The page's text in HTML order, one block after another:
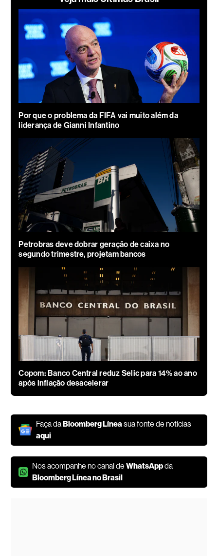
Por que o problema da FIFA vai muito além da
liderança de Gianni Infantino
Petrobras deve dobrar geração de caixa no
segundo trimestre, projetam bancos
Copom: Banco Central reduz Selic para 14% ao ano
após inflação desacelerar
Faça daBloomberg Línea sua fonte de notícias
aqui
Nos acompanhe no canal deWhatsAppda
Bloomberg Línea no Brasil